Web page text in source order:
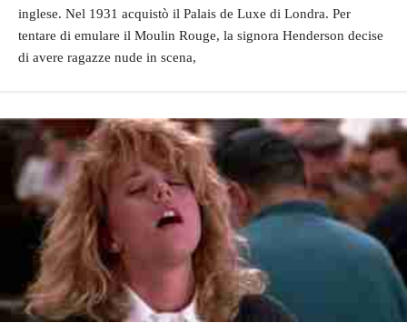
inglese. Nel 1931 acquistò il Palais de Luxe di Londra. Per
tentare di emulare il Moulin Rouge, la signora Henderson decise
di avere ragazze nude in scena,